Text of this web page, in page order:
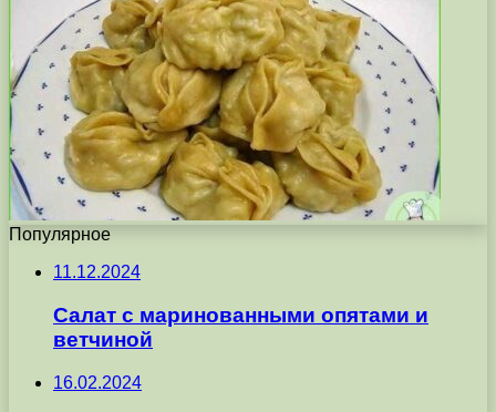
Популярное
11.12.2024
Салат с маринованными опятами и
ветчиной
16.02.2024